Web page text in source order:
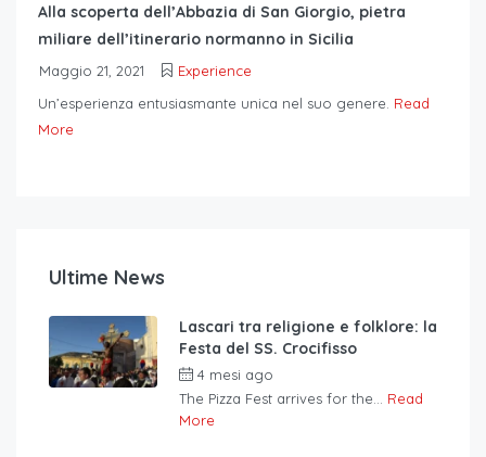
Alla scoperta dell’Abbazia di San Giorgio, pietra
miliare dell’itinerario normanno in Sicilia
Maggio 21, 2021
Experience
Un’esperienza entusiasmante unica nel suo genere. Read
More
Ultime News
Lascari tra religione e folklore: la
Festa del SS. Crocifisso
4 mesi ago
The Pizza Fest arrives for the... Read
More